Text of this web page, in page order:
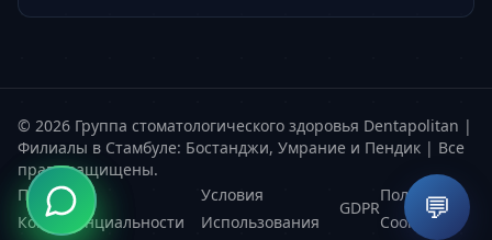
© 2026 Группа стоматологического здоровья Dentapolitan |
Филиалы в Стамбуле: Бостанджи, Умрание и Пендик | Все
права защищены.
Политика
Конфиденциальности
Условия
Использования
GDPR
Политика
Cookie 💬